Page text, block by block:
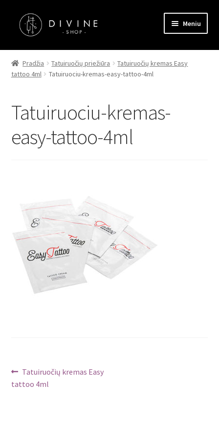
Pereiti
prie
Pereiti
prie
Meniu
Pagrindinis
Parduotuvė
Pradžia Tatuiruočių priežiūra
Tatuiruočių kremas Easy
tattoo 4ml
Tatuiruociu-kremas-easy-tattoo-4ml
Tatuiruociu-kremas-
easy-tattoo-4ml
Navigacija
tarp
Ankstenis
įrašas:
Tatuiruočių kremas Easy
tattoo 4ml